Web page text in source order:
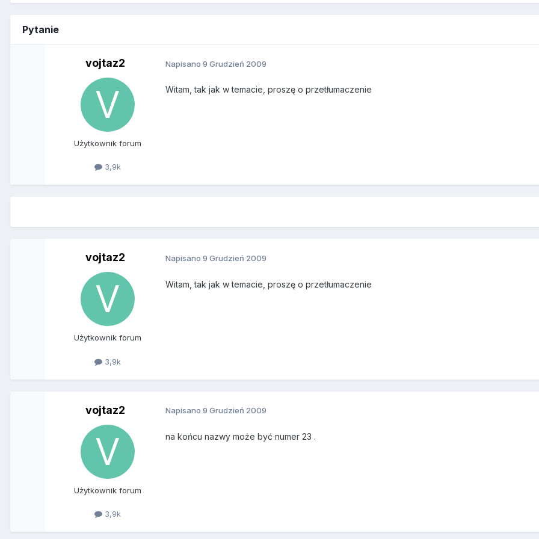
Pytanie
vojtaz2
Użytkownik forum
3,9k
Napisano9 Grudzień 2009
Witam, tak jak w temacie, proszę o przetłumaczenie
vojtaz2
Użytkownik forum
3,9k
Napisano9 Grudzień 2009
Witam, tak jak w temacie, proszę o przetłumaczenie
vojtaz2
Użytkownik forum
3,9k
Napisano9 Grudzień 2009
na końcu nazwy może być numer 23 .